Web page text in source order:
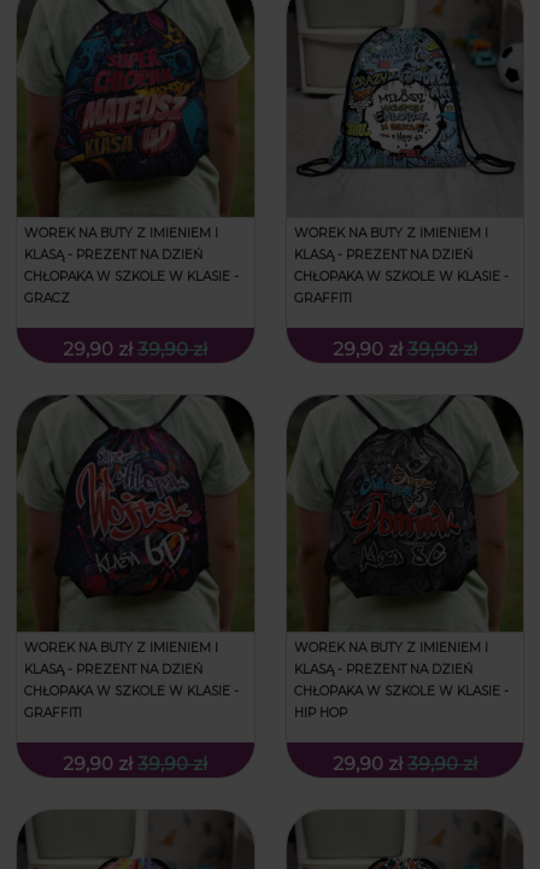
WOREK NA BUTY Z IMIENIEM I
KLASĄ - PREZENT NA DZIEŃ
CHŁOPAKA W SZKOLE W KLASIE -
GRACZ
29,90 zł 39,90 zł
WOREK NA BUTY Z IMIENIEM I
KLASĄ - PREZENT NA DZIEŃ
CHŁOPAKA W SZKOLE W KLASIE -
GRAFFITI
29,90 zł 39,90 zł
WOREK NA BUTY Z IMIENIEM I
KLASĄ - PREZENT NA DZIEŃ
CHŁOPAKA W SZKOLE W KLASIE -
GRAFFITI
29,90 zł 39,90 zł
WOREK NA BUTY Z IMIENIEM I
KLASĄ - PREZENT NA DZIEŃ
CHŁOPAKA W SZKOLE W KLASIE -
HIP HOP
29,90 zł 39,90 zł